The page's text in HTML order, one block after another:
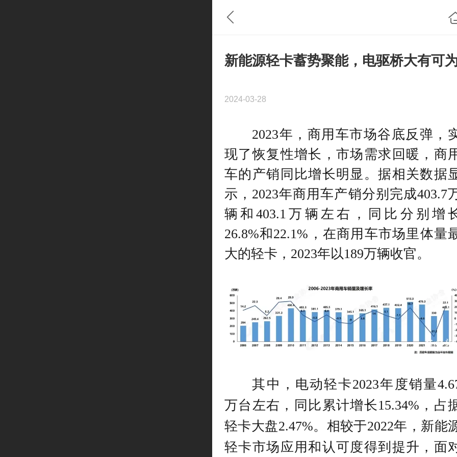
新能源轻卡蓄势聚能，电驱桥大有可
2024-03-28
2023年，商用车市场谷底反弹，
现了恢复性增长，市场需求回暖，商
车的产销同比增长明显。据相关数据
示，2023年商用车产销分别完成403.7
辆和403.1万辆左右，同比分别增
26.8%和22.1%，在商用车市场里体量
大的轻卡，2023年以189万辆收官。
其中，电动轻卡2023年度销量
万台左右 ， 同比累计增长15.34% ， 占
轻卡大盘2.47%。相较于2022年 ， 新能
轻卡市场应用和认可度得到提升 ， 面